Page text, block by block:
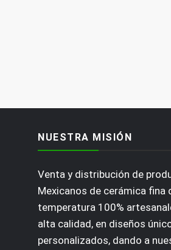
NUESTRA MISIÓN
Venta y distribución de
Mexicanos de cerámica fina
temperatura 100%
alta calidad, en diseños
personalizados, dando a